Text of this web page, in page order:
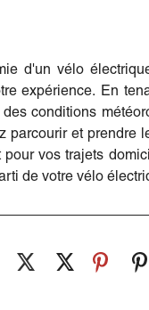
d'un vélo
expérience. En
conditions
parcourir et prendre
vos trajets
de votre vélo